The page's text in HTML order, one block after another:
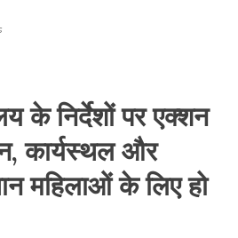
के निर्देशों पर एक्शन
कार्यस्थल और
महिलाओं के लिए हो